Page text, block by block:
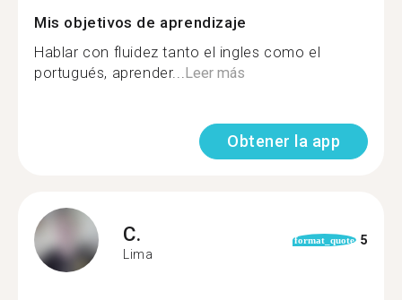
Mis objetivos de aprendizaje
Hablar con fluidez tanto el ingles como el
portugués, aprender...Leer más
Obtener la app
C.
Lima
format_quote 5